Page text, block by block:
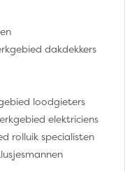
dakdekkers
loodgieters
elektriciens
rolluik specialisten